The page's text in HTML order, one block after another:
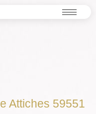
Attiches 59551